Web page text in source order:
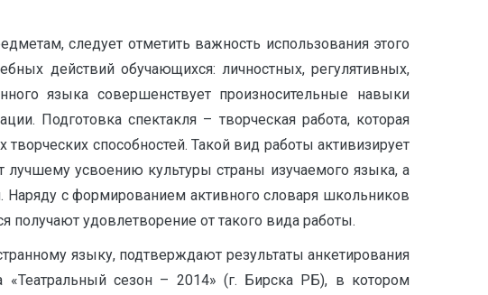
следует отметить важность использования этого
действий обучающихся: личностных, регулятивных,
языка совершенствует произносительные навыки
Подготовка спектакля – творческая работа, которая
способностей. Такой вид работы активизирует
лучшему усвоению культуры страны изучаемого языка, а
Наряду с формированием активного словаря школьников
удовлетворение от такого вида работы.
языку, подтверждают результаты анкетирования
«Театральный сезон – 2014» (г. Бирска РБ), в котором